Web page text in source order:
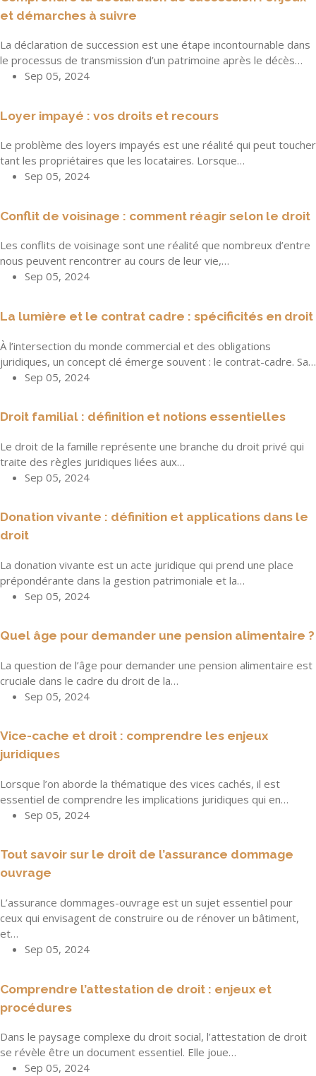
et démarches à suivre
La déclaration de succession est une étape incontournable dans
le processus de transmission d’un patrimoine après le décès…
Sep 05, 2024
Loyer impayé : vos droits et recours
Le problème des loyers impayés est une réalité qui peut toucher
tant les propriétaires que les locataires. Lorsque…
Sep 05, 2024
Conflit de voisinage : comment réagir selon le droit
Les conflits de voisinage sont une réalité que nombreux d’entre
nous peuvent rencontrer au cours de leur vie,…
Sep 05, 2024
La lumière et le contrat cadre : spécificités en droit
À l’intersection du monde commercial et des obligations
juridiques, un concept clé émerge souvent : le contrat-cadre. Sa…
Sep 05, 2024
Droit familial : définition et notions essentielles
Le droit de la famille représente une branche du droit privé qui
traite des règles juridiques liées aux…
Sep 05, 2024
Donation vivante : définition et applications dans le
droit
La donation vivante est un acte juridique qui prend une place
prépondérante dans la gestion patrimoniale et la…
Sep 05, 2024
Quel âge pour demander une pension alimentaire ?
La question de l’âge pour demander une pension alimentaire est
cruciale dans le cadre du droit de la…
Sep 05, 2024
Vice-cache et droit : comprendre les enjeux
juridiques
Lorsque l’on aborde la thématique des vices cachés, il est
essentiel de comprendre les implications juridiques qui en…
Sep 05, 2024
Tout savoir sur le droit de l’assurance dommage
ouvrage
L’assurance dommages-ouvrage est un sujet essentiel pour
ceux qui envisagent de construire ou de rénover un bâtiment,
et…
Sep 05, 2024
Comprendre l’attestation de droit : enjeux et
procédures
Dans le paysage complexe du droit social, l’attestation de droit
se révèle être un document essentiel. Elle joue…
Sep 05, 2024